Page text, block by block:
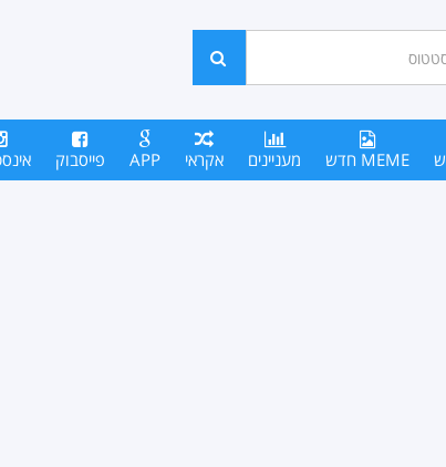
חפש
MEME חדש מעניינים אקראי APP פייסבוק